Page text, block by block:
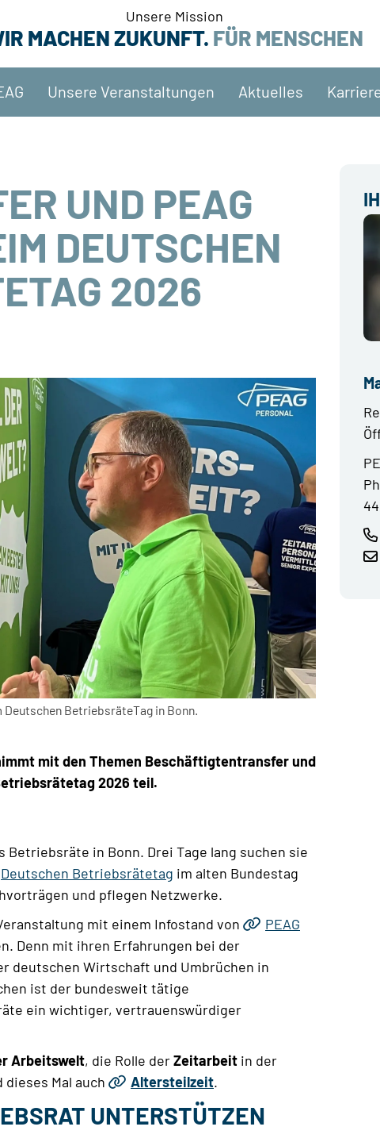
Unsere Mission
MACHEN ZUKUNFT. FÜR MENSCHEN
Unsere Veranstaltungen Aktuelles
UND PEAG
DEUTSCHEN
2026
BetriebsräteTag in Bonn.
mit den Themen Beschäftigtentransfer und
2026 teil.
in Bonn. Drei Tage lang suchen sie
Deutschen Betriebsrätetag im alten Bundestag
und pflegen Netzwerke.
mit einem Infostand von
PEAG
Denn mit ihren Erfahrungen bei der
deutschen Wirtschaft und Umbrüchen in
ist der bundesweit tätige
ein wichtiger, vertrauenswürdiger
Arbeitswelt, die Rolle derZeitarbeit in der
Mal auch
Altersteilzeit.
UNTERSTÜTZEN